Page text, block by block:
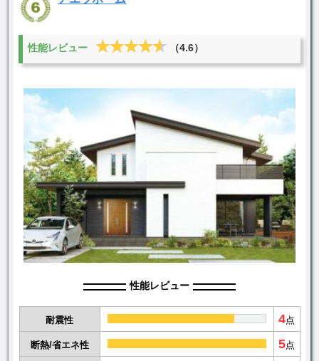
性能レビュー ★★★★★
★★★★★ （4.6）
性能レビュー
耐震性 4点
断熱/省エネ性 5点